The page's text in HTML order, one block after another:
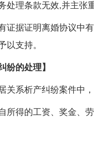
处理条款无效,并主张
据证明离婚协议中有
以支持。
纷的处理】
系析产纠纷案件中，
得的工资、奖金、劳